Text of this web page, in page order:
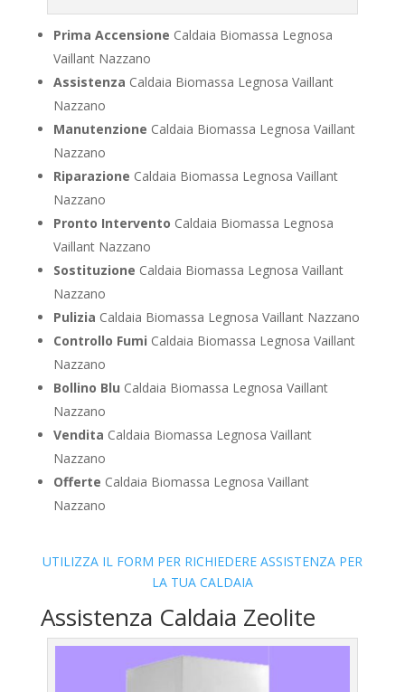
Prima Accensione Caldaia Biomassa Legnosa
Vaillant Nazzano
Assistenza Caldaia Biomassa Legnosa Vaillant
Nazzano
Manutenzione Caldaia Biomassa Legnosa Vaillant
Nazzano
Riparazione Caldaia Biomassa Legnosa Vaillant
Nazzano
Pronto Intervento Caldaia Biomassa Legnosa
Vaillant Nazzano
Sostituzione Caldaia Biomassa Legnosa Vaillant
Nazzano
Pulizia Caldaia Biomassa Legnosa Vaillant Nazzano
Controllo Fumi Caldaia Biomassa Legnosa Vaillant
Nazzano
Bollino Blu Caldaia Biomassa Legnosa Vaillant
Nazzano
Vendita Caldaia Biomassa Legnosa Vaillant
Nazzano
Offerte Caldaia Biomassa Legnosa Vaillant
Nazzano
UTILIZZA IL FORM PER RICHIEDERE ASSISTENZA PER
LA TUA CALDAIA
Assistenza Caldaia Zeolite